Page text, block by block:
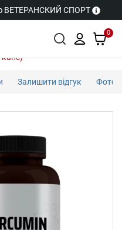
ВЕТЕРАНСКИЙ СПОРТ
0
капс)
Залишити відгук Фото